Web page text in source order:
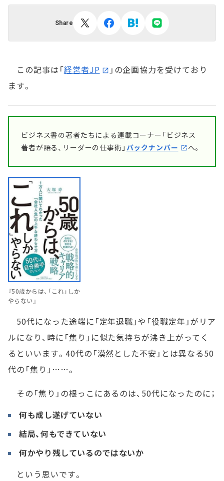
Share
この記事は「経営者JP
」の企画協力を受けており
ます。
ビジネス書の著者たちによる連載コーナー「ビジネス
著者が語る、リーダーの仕事術」 バックナンバー へ。
『50歳からは、「これ」しか
やらない』
50代になった途端に「定年退職」や「役職定年」がリア
ルになり、時に「焦り」に似た気持ちが沸き上がってく
るといいます。40代の「漠然とした不安」とは異なる50
代の「焦り」……。
その「焦り」の根っこにあるのは、50代になったのに；
何も成し遂げていない
結局、何もできていない
何かやり残しているのではないか
という思いです。